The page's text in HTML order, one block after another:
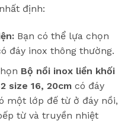
định:
Bạn có thể lựa chọn
đáy inox thông thường.
Bộ nồi inox liền khối
size 16, 20cmcó đáy
một lớp đế từ ở đáy nồi,
từ và truyền nhiệt